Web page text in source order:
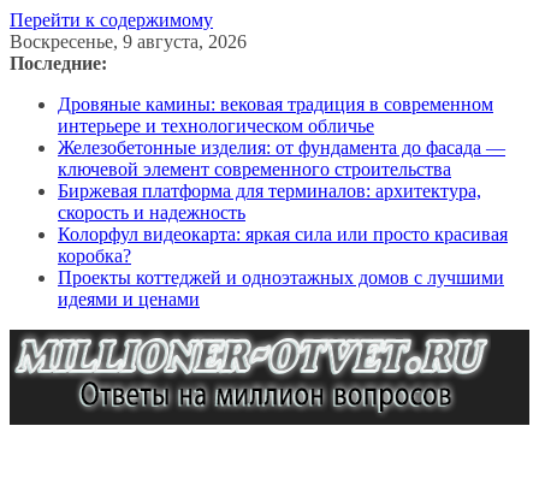
Перейти к содержимому
Воскресенье, 9 августа, 2026
Последние:
Дровяные камины: вековая традиция в современном
интерьере и технологическом обличье
Железобетонные изделия: от фундамента до фасада —
ключевой элемент современного строительства
Биржевая платформа для терминалов: архитектура,
скорость и надежность
Колорфул видеокарта: яркая сила или просто красивая
коробка?
Проекты коттеджей и одноэтажных домов с лучшими
идеями и ценами